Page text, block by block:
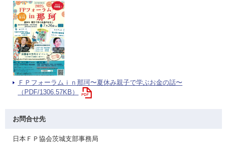
ＦＰフォーラムｉｎ那珂〜夏休み親子で学ぶお金の話〜
（PDF/1306.57KB）
お問合せ先
日本ＦＰ協会茨城支部事務局